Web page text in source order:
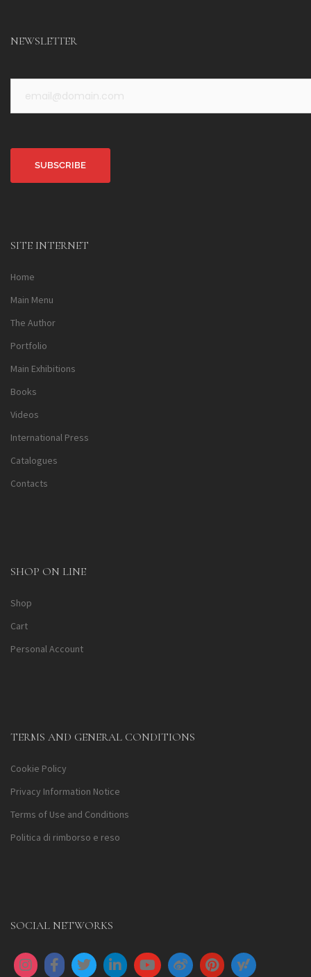
NEWSLETTER
SITE INTERNET
Home
Main Menu
The Author
Portfolio
Main Exhibitions
Books
Videos
International Press
Catalogues
Contacts
SHOP ON LINE
Shop
Cart
Personal Account
TERMS AND GENERAL CONDITIONS
Cookie Policy
Privacy Information Notice
Terms of Use and Conditions
Politica di rimborso e reso
SOCIAL NETWORKS